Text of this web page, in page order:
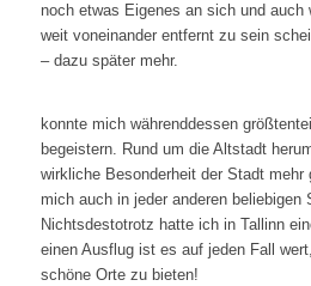
noch etwas Eigenes an sich und
weit voneinander entfernt zu sein
– dazu später mehr.
konnte mich währenddessen
begeistern. Rund um die Altstadt
wirkliche Besonderheit der Stadt mehr
mich auch in jeder anderen beliebigen
Nichtsdestotrotz hatte ich in Tallinn
einen Ausflug ist es auf jeden Fall
schöne Orte zu bieten!